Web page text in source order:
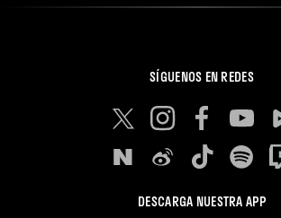
SÍGUENOS EN REDES
DESCARGA NUESTRA APP